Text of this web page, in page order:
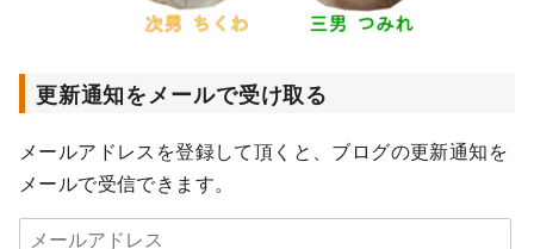
更新通知をメールで受け取る
メールアドレスを登録して頂くと、ブログの更新通知を
メールで受信できます。
メ